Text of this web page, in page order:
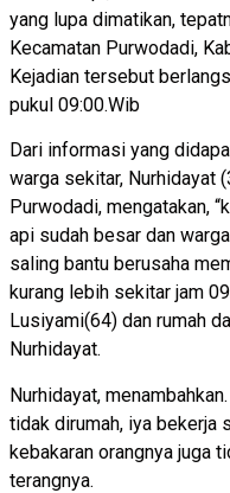
yang lupa dimatikan,
Kecamatan Purwodadi,
Kejadian tersebut
pukul 09:00.Wib
Dari informasi yang
warga sekitar, Nurhidayat
Purwodadi, mengatakan,
api sudah besar dan
saling bantu berusaha
kurang lebih sekitar jam
Lusiyami(64) dan rumah
Nurhidayat.
Nurhidayat,
tidak dirumah, iya bekerja
kebakaran orangnya juga
terangnya.